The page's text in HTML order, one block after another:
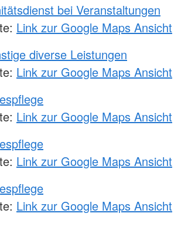
bei Veranstaltungen
Link zur Google Maps Ansicht
diverse Leistungen
Link zur Google Maps Ansicht
Link zur Google Maps Ansicht
Link zur Google Maps Ansicht
Link zur Google Maps Ansicht